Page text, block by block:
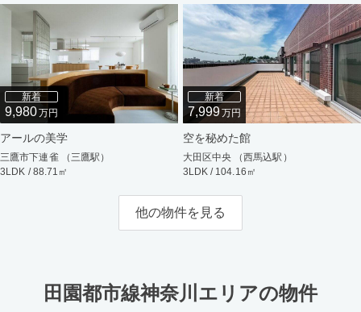
新着
9,980万円
アールの美学
三鷹市下連雀 （三鷹駅）
3LDK / 88.71㎡
新着
7,999万円
空を秘めた館
大田区中央 （西馬込駅）
3LDK / 104.16㎡
他の物件を見る
田園都市線神奈川エリアの物件